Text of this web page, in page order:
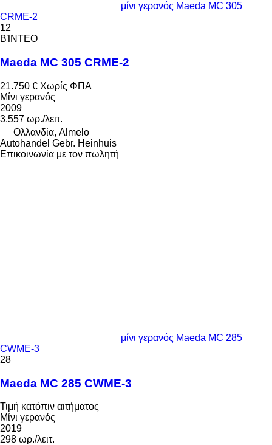
μίνι γερανός Maeda MC 305
CRME-2
12
ΒΊΝΤΕΟ
Maeda MC 305 CRME-2
21.750 € Χωρίς ΦΠΑ
Μίνι γερανός
2009
3.557 ωρ./λειτ.
Ολλανδία, Almelo
Autohandel Gebr. Heinhuis
Επικοινωνία με τον πωλητή
μίνι γερανός Maeda MC 285
CWME-3
28
Maeda MC 285 CWME-3
Τιμή κατόπιν αιτήματος
Μίνι γερανός
2019
298 ωρ./λειτ.